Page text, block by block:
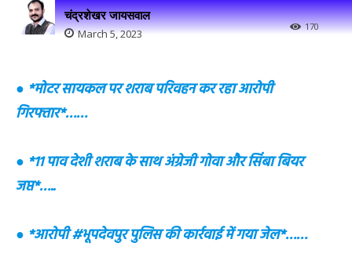
चंद्रशेखर जायसवाल
March 5, 2023 170
● *मोटर सायकल पर शराब परिवहन कर रहा आरोपी
गिरफ्तार*……
● *11 पाव देशी शराब के साथ अंग्रेजी गोवा और सिंबा बियर
जप्त*…..
● *आरोपी #भूपदेवपुर पुलिस की कार्रवाई में गया जेल*……